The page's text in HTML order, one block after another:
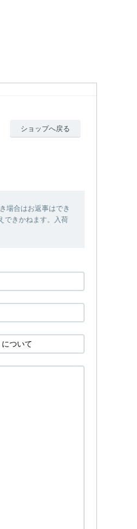
ショップへ戻る
場合はお返事はでき
できかねます。入荷